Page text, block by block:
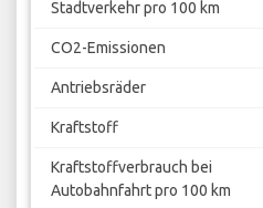
Stadtverkehr pro 100 km
CO2-Emissionen
Antriebsräder
Kraftstoff
Kraftstoffverbrauch bei
Autobahnfahrt pro 100 km